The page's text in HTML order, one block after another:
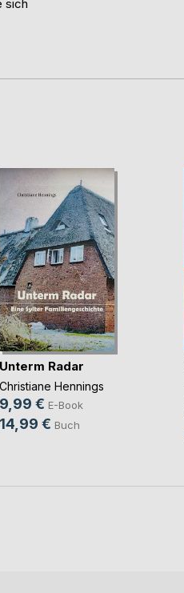
sich
Unterm Radar
Christiane Hennings
9,99 € E-Book
14,99 € Buch